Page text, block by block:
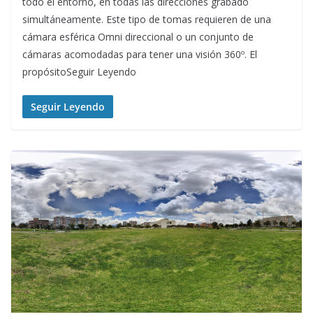
simultáneamente. Este tipo de tomas requieren de una
cámara esférica Omni direccional o un conjunto de
cámaras acomodadas para tener una visión 360º. El
propósitoSeguir Leyendo
Seguir Leyendo